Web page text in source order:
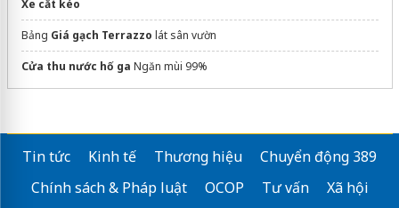
Xe cắt kéo
Bảng Giá gạch Terrazzo lát sân vườn
Cửa thu nước hố ga Ngăn mùi 99%
Tin tức Kinh tế Thương hiệu
Chuyển động 389
Chính sách & Pháp luật
OCOP Tư vấn
Xã hội